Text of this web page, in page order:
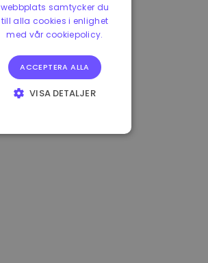
webbplats samtycker du
till alla cookies i enlighet
med vår cookiepolicy.
ACCEPTERA ALLA
VISA DETALJER